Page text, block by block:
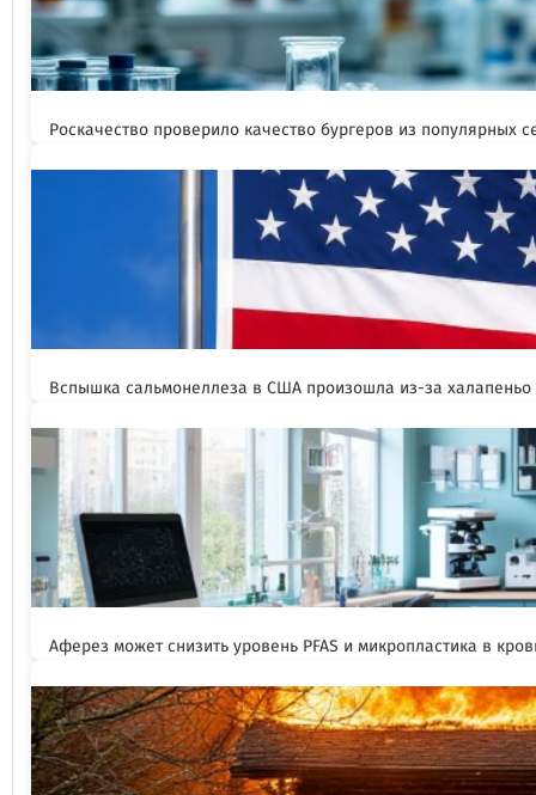
Роскачество проверило качество бургеров из популярных
Вспышка сальмонеллеза в США произошла из-за халапеньо
Аферез может снизить уровень PFAS и микропластика в